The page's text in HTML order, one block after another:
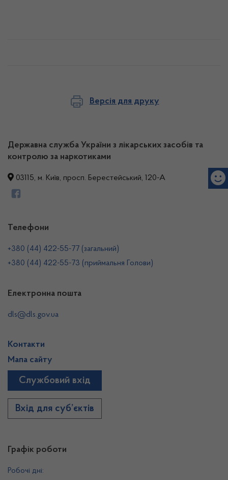
Версія для друку
Державна служба України з лікарських засобів та
контролю за наркотиками
03115, м. Київ, просп. Берестейський, 120-А
Графік роботи
Робочі дні:
Телефони
+380 (44) 422-55-77 (загальний)
+380 (44) 422-55-73 (приймальня Голови)
Електронна пошта
dls@dls.gov.ua
Контакти
Мапа сайту
Службовий вхід
Вхід для суб’єктів